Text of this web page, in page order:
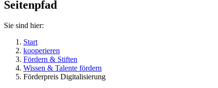
Seitenpfad
Sie sind hier:
Start
kooperieren
Fördern & Stiften
Wissen & Talente fördern
Förderpreis Digitalisierung